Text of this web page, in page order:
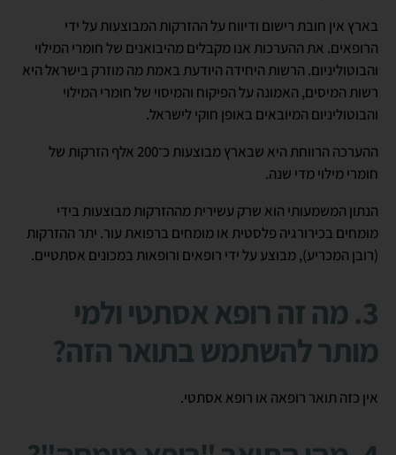
בארץ אין חובת רישום ודיווח על ההזרקות המבוצעות על ידי
הרופאים. את ההערכות אנו מקבלים מהיבואנים של חומרי המילוי
והבוטוליניום. הרשות היחידה היודעת באמת מה מוזרק בישראל היא
רשות המיסים, האמונה על הפיקוח והמיסוי של חומרי המילוי
והבוטוליניום המיובאים באופן חוקי לישראל.
ההערכה הרווחת היא שבארץ מבוצעות כ־200 אלף הזרקות של
חומרי מילוי מדי שנה.
הנתון המשמעותי הוא שרק עשירית מההזרקות מבוצעות בידי
מומחים בכירורגיה פלסטית או מומחים ברפואת עור. יתר ההזרקות
(רובן המכריע), מבוצע על ידי רופאים ורופאות במכונים אסתטיים.
3. מה זה רופא אסתטי ולמי
מותר להשתמש בתואר הזה?
אין כזה תואר רופאה או רופא אסתטי.